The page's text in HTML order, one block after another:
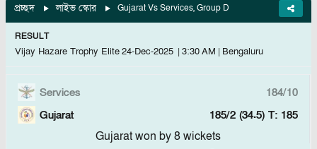
প্রচ্ছদ লাইভ স্কোর Gujarat Vs Services, Group D
RESULT
Vijay Hazare Trophy Elite24-Dec-2025 | 3:30 AM | Bengaluru
Services
184/10
Gujarat
185/2 (34.5) T: 185
Gujarat won by 8 wickets